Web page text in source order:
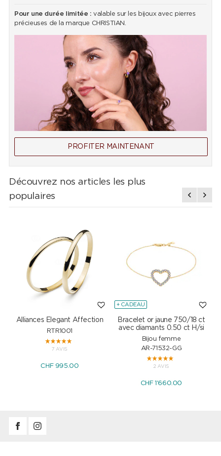
Pour une durée limitée : valable sur les bijoux avec pierres
précieuses de la marque CHRISTIAN.
PROFITER MAINTENANT
Découvrez nos articles les plus
populaires
Alliances Elegant Affection
RTR1001
7 AVIS
CHF 995.00
+ CADEAU
Bracelet or jaune 750/18 ct
avec diamants 0.50 ct H/si
Bijou femme
AR-71532-GG
2 AVIS
CHF 1'660.00